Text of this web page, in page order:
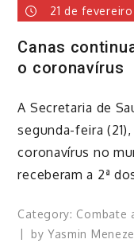
21 de
Canas
o coronavírus
​A Secretaria de
segunda-feira
coronavírus no
receberam a 2ª
Category: Combate
by Yasmin